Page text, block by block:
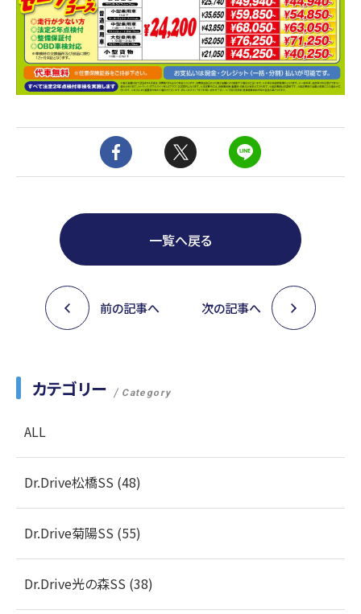
一覧へ戻る
前の記事へ 次の記事へ
カテゴリー Category
ALL
Dr.Drive松橋SS (48)
Dr.Drive菊陽SS (55)
Dr.Drive光の森SS (38)